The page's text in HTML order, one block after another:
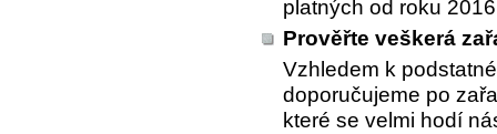
platných od roku
Prověřte veškerá
Vzhledem k
doporučujeme po
které se velmi hodí